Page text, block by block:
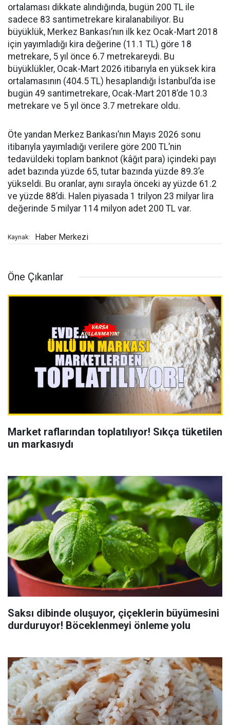
ortalaması dikkate alındığında, bugün 200 TL ile
sadece 83 santimetrekare kiralanabiliyor. Bu
büyüklük, Merkez Bankası’nın ilk kez Ocak-Mart 2018
için yayımladığı kira değerine (11.1 TL) göre 18
metrekare, 5 yıl önce 6.7 metrekareydi. Bu
büyüklükler, Ocak-Mart 2026 itibarıyla en yüksek kira
ortalamasının (404.5 TL) hesaplandığı İstanbul’da ise
bugün 49 santimetrekare, Ocak-Mart 2018’de 10.3
metrekare ve 5 yıl önce 3.7 metrekare oldu.
Öte yandan Merkez Bankası’nın Mayıs 2026 sonu
itibarıyla yayımladığı verilere göre 200 TL’nin
tedavüldeki toplam banknot (kâğıt para) içindeki payı
adet bazında yüzde 65, tutar bazında yüzde 89.3’e
yükseldi. Bu oranlar, aynı sırayla önceki ay yüzde 61.2
ve yüzde 88’di. Halen piyasada 1 trilyon 23 milyar lira
değerinde 5 milyar 114 milyon adet 200 TL var.
Kaynak: Haber Merkezi
Öne Çıkanlar
Market raflarından toplatılıyor! Sıkça tüketilen
un markasıydı
Saksı dibinde oluşuyor, çiçeklerin büyümesini
durduruyor! Böceklenmeyi önleme yolu